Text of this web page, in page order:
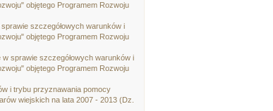
objętego Programem Rozwoju
szczegółowych warunków i
objętego Programem Rozwoju
sprawie szczegółowych warunków i
objętego Programem Rozwoju
i trybu przyznawania pomocy
wiejskich na lata 2007 - 2013 (Dz.